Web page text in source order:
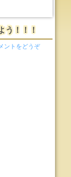
う！！！
ントをどうぞ